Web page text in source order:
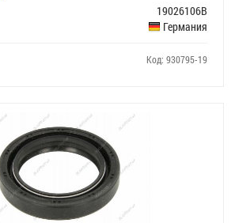
19026106B
Германия
Код: 930795-19